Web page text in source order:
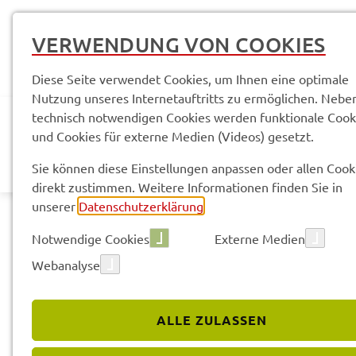
AKTUELLES
VERWENDUNG VON COOKIES
Diese Seite verwendet Cookies, um Ihnen eine optimale
Nutzung unseres Internetauftritts zu ermöglichen.
technisch notwendigen Cookies werden funktionale
und Cookies für externe Medien (Videos) gesetzt.
Sie können diese Einstellungen anpassen oder allen
direkt zustimmen. Weitere Informationen finden Sie in
unserer Datenschutzerklärung
Notwendige Cookies
Externe Medien
Webanalyse
ALLE ZULASSEN